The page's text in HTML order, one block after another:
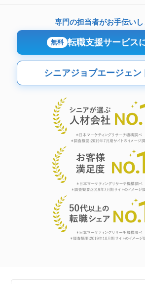
専門の担当者がお手伝いし
無料 転職支援サービス
シニアジョブエージェン